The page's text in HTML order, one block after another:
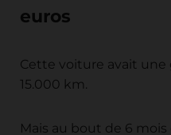
euros
Cette voiture avait une
15.000 km.
Mais au bout de 6